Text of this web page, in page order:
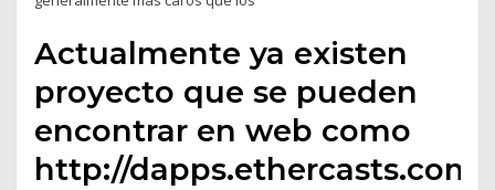
Actualmente ya existen
proyecto que se pueden
encontrar en web como
http://dapps.ethercasts.com/